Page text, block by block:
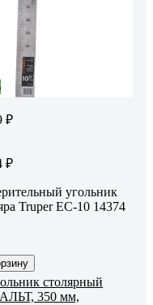
₽
₽
угольник
Truper EC-10 14374